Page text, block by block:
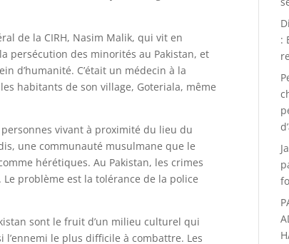
de la CIRH, Nasim Malik, qui vit en
persécution des minorités au Pakistan, et
d’humanité. C’était un médecin à la
habitants de son village, Goteriala, même
personnes vivant à proximité du lieu du
une communauté musulmane que le
hérétiques. Au Pakistan, les crimes
problème est la tolérance de la police
sont le fruit d’un milieu culturel qui
le plus difficile à combattre. Les
: